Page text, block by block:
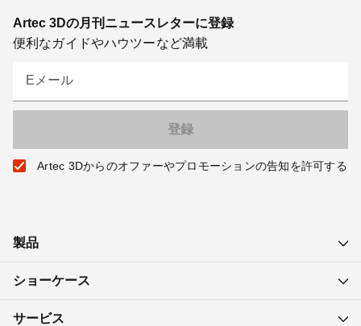
Artec 3Dの月刊ニュースレターに登録
便利なガイドやハウツーなど満載
Eメール
Artec 3Dからのオファーやプロモーションの告知を許可する
製品
ショーケース
サービス